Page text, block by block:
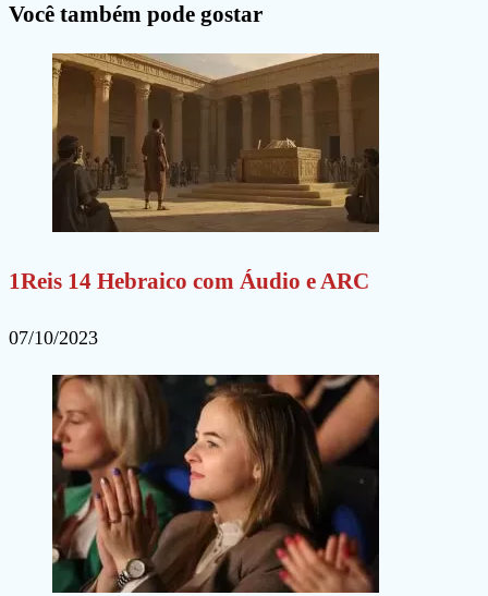
comentar
comentar
(opcional)
Você também pode gostar
1Reis 14 Hebraico com Áudio e ARC
07/10/2023